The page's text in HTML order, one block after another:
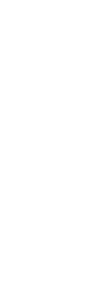
de